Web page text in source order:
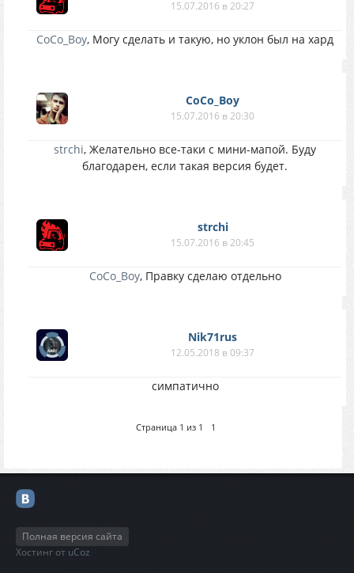
15.07.2016 в 20:27
CoCo_Boy, Могу сделать и такую, но уклон был на хард
CoCo_Boy
15.07.2016 в 20:30
strchi, Желательно все-таки с мини-мапой. Буду
благодарен, если такая версия будет.
strchi
15.07.2016 в 20:45
CoCo_Boy, Правку сделаю отдельно
Nik71rus
12.05.2018 в 09:37
симпатично
Страница 1 из 1 1
Полная версия сайта
Хостинг от uCoz